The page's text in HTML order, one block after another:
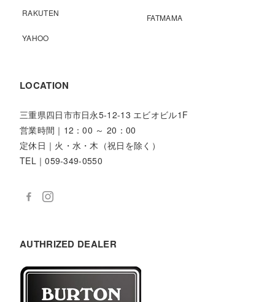
RAKUTEN
YAHOO
FATMAMA
LOCATION
三重県四日市市日永5-12-13 エビオビル1F
営業時間｜12：00 ～ 20：00
定休日｜火・水・木（祝日を除く）
TEL｜059-349-0550
AUTHRIZED DEALER